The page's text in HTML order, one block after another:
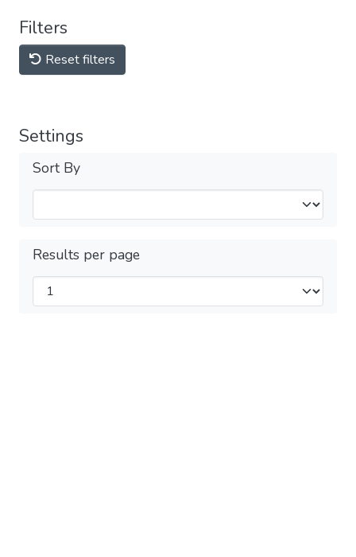
Filters
Reset filters
Settings
Sort By
Results per page